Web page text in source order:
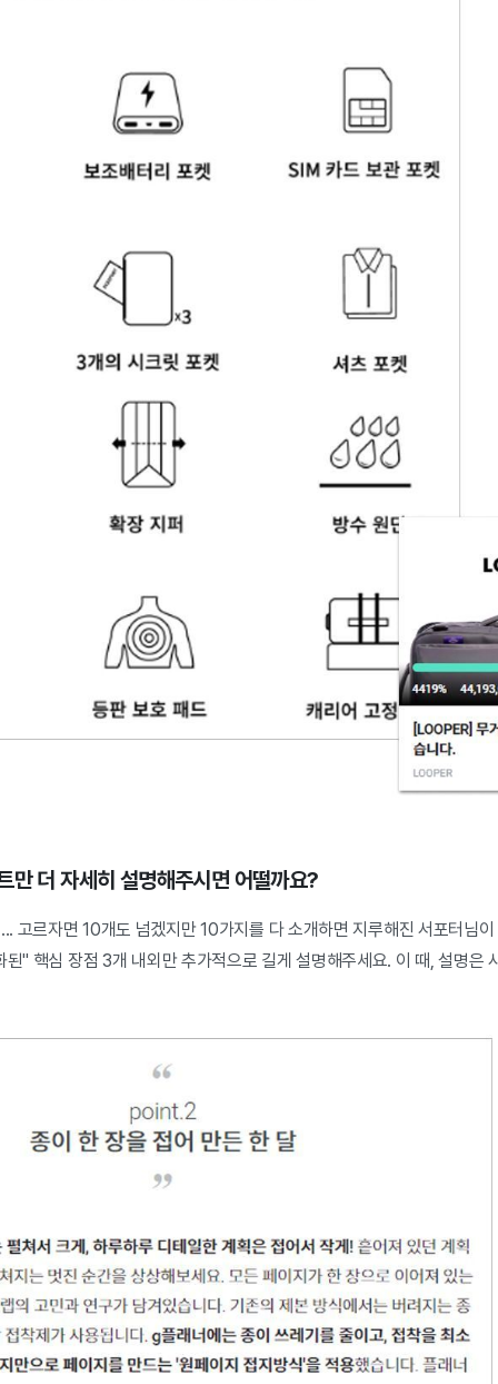
만 더 자세히 설명해주시면 어떨까요?
고르자면 10개도 넘겠지만 10가지를 다 소개하면 지루해진 서포터님
" 핵심 장점 3개 내외만 추가적으로 길게 설명해주세요. 이 때, 설명은